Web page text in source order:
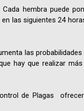
hembra puede
las siguientes 24
las
hay que realizar
de Plagas